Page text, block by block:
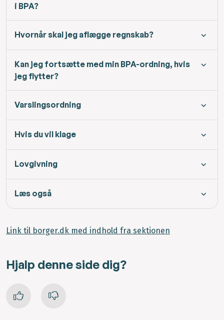
i BPA?
Hvornår skal jeg aflægge regnskab?
Kan jeg fortsætte med min BPA-ordning, hvis
jeg flytter?
Varslingsordning
Hvis du vil klage
Lovgivning
Læs også
Link til borger.dk med indhold fra sektionen
Hjalp denne side dig?